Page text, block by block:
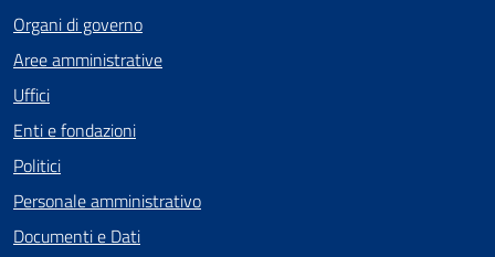
Organi di governo
Aree amministrative
Uffici
Enti e fondazioni
Politici
Personale amministrativo
Documenti e Dati